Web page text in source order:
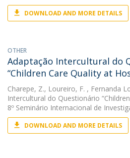
DOWNLOAD AND MORE DETAILS
OTHER
Adaptação Intercultural do
“Children Care Quality at
Charepe, Z., Loureiro, F. , Fernanda
Intercultural do Questionário
8º Seminário Internacional de
DOWNLOAD AND MORE DETAILS